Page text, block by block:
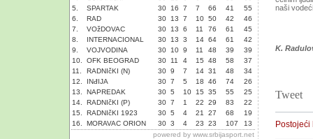
5.
SPARTAK 30 16 7 7 66 41
55
6.
RAD 30 13 7 10 50 42
46
7.
VOžDOVAC 30 13 6 11 76 61
45
8.
INTERNACIONAL 30 13 3 14 64 61
42
9.
VOJVODINA 30 10 9 11 48 39
39
10.
OFK BEOGRAD 30 11 4 15 48 58
37
11.
RADNIčKI (N) 30 9 7 14 31 48
34
12.
INđIJA 30 7 5 18 46 74
26
13.
NAPREDAK 30 5 10 15 35 55
25
14.
RADNIčKI (P) 30 7 1 22 29 83
22
15.
RADNIčKI 1923 30 5 4 21 27 68
19
16.
MORAVAC ORION 30 3 4 23 23 107
13
powered by www.srbijasport.net
naši
K.
Tweet
Postojeći